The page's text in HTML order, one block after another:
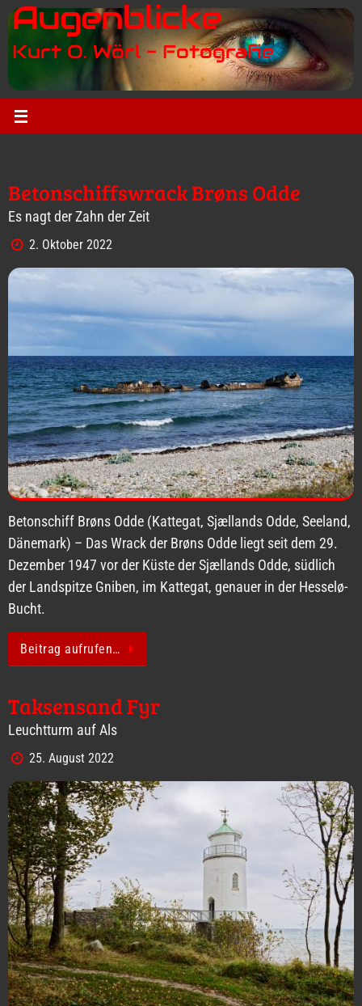
Zum
Inhalt
springen
Augenblicke
Kurt O. Wörl - Fotografie
Betonschiffswrack Brøns Odde
Es nagt der Zahn der Zeit
2. Oktober 2022
Betonschiff Brøns Odde (Kattegat, Sjællands Odde, Seeland,
Dänemark) – Das Wrack der Brøns Odde liegt seit dem 29.
Dezember 1947 vor der Küste der Sjællands Odde, südlich
der Landspitze Gniben, im Kattegat, genauer in der Hesselø-
Bucht.
Beitrag aufrufen…
Taksensand Fyr
Leuchtturm auf Als
25. August 2022